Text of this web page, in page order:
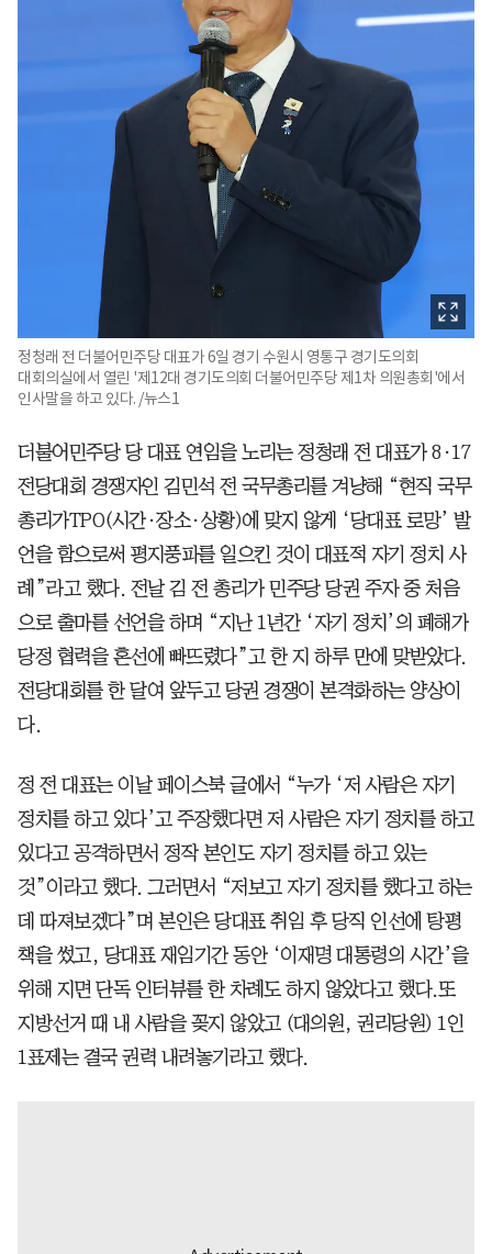
정청래 전 더불어민주당 대표가 6일 경기 수원시 영통구 경기도의회
대회의실에서 열린 '제12대 경기도의회 더불어민주당 제1차 의원총회'에서
인사말을 하고 있다. /뉴스1
더불어민주당 당 대표 연임을 노리는 정청래 전 대표가 8·17
전당대회 경쟁자인 김민석 전 국무총리를 겨냥해 “현직 국무
총리가TPO(시간·장소·상황)에 맞지 않게 ‘당대표 로망’ 발
언을 함으로써 평지풍파를 일으킨 것이 대표적 자기 정치 사
례”라고 했다. 전날 김 전 총리가 민주당 당권 주자 중 처음
으로 출마를 선언을 하며 “지난 1년간 ‘자기 정치’의 폐해가
당정 협력을 혼선에 빠뜨렸다”고 한 지 하루 만에 맞받았다.
전당대회를 한 달여 앞두고 당권 경쟁이 본격화하는 양상이
다.
정 전 대표는 이날 페이스북 글에서 “누가 ‘저 사람은 자기
정치를 하고 있다’고 주장했다면 저 사람은 자기 정치를 하고
있다고 공격하면서 정작 본인도 자기 정치를 하고 있는
것”이라고 했다. 그러면서 “저보고 자기 정치를 했다고 하는
데 따져보겠다”며 본인은 당대표 취임 후 당직 인선에 탕평
책을 썼고, 당대표 재임기간 동안 ‘이재명 대통령의 시간’을
위해 지면 단독 인터뷰를 한 차례도 하지 않았다고 했다.또
지방선거 때 내 사람을 꽂지 않았고 (대의원, 권리당원) 1인
1표제는 결국 권력 내려놓기라고 했다.